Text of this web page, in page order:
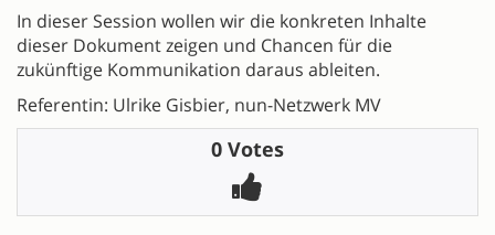
In dieser Session wollen wir die konkreten Inhalte
dieser Dokument zeigen und Chancen für die
zukünftige Kommunikation daraus ableiten.
Referentin: Ulrike Gisbier, nun-Netzwerk MV
0 Votes